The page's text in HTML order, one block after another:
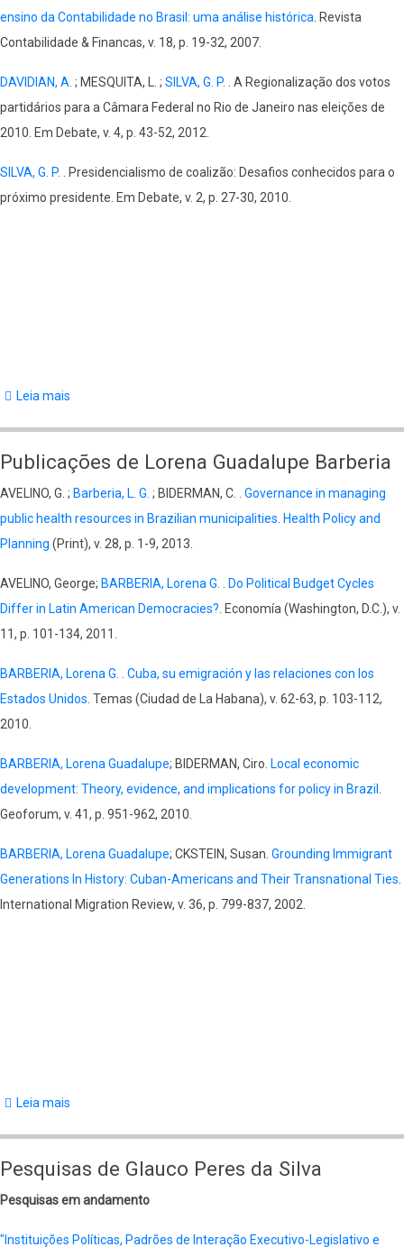
ensino da Contabilidade no Brasil: uma análise histórica . Revista
Contabilidade & Financas, v. 18, p. 19-32, 2007.
DAVIDIAN, A. ; MESQUITA, L. ; SILVA, G. P.
. A Regionalização dos votos
partidários para a Câmara Federal no Rio de Janeiro nas eleições de
2010. Em Debate, v. 4, p. 43-52, 2012.
SILVA, G. P.
. Presidencialismo de coalizão: Desafios conhecidos para o
próximo presidente. Em Debate, v. 2, p. 27-30, 2010.
Leia mais
Glauco
Peres
da
Silva
Publicações de Lorena Guadalupe Barberia
AVELINO, G. ; Barberia, L. G. ; BIDERMAN, C. . Governance in managing
public health resources in Brazilian municipalities. Health Policy and
Planning (Print), v. 28, p. 1-9, 2013.
AVELINO, George; BARBERIA, Lorena G.
Do Political Budget Cycles
Differ in Latin American Democracies? . Economía (Washington, D.C.), v.
11, p. 101-134, 2011.
BARBERIA, Lorena G.
Cuba, su emigración y las relaciones con los
Estados Unidos . Temas (Ciudad de La Habana), v. 62-63, p. 103-112,
2010.
BARBERIA, Lorena Guadalupe; BIDERMAN, Ciro. Local economic
development: Theory, evidence, and implications for policy in Brazil
Geoforum, v. 41, p. 951-962, 2010.
BARBERIA, Lorena Guadalupe; CKSTEIN, Susan. Grounding Immigrant
Generations In History: Cuban-Americans and Their Transnational Ties
International Migration Review, v. 36, p. 799-837, 2002.
Leia mais
Lorena
Guadalupe
Pesquisas de Glauco Peres da Silva
Pesquisas em andamento
"Instituições Políticas, Padrões de Interação Executivo-Legislativo e